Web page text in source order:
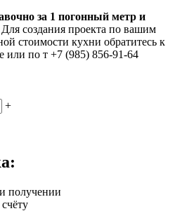
за 1 погонный метр и
Для создания проекта по вашим
стоимости кухни обратитесь к
или по т +7 (985) 856-91-64
+
получении